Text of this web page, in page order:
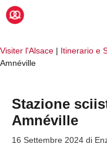
Vai
Visiter l'Alsace | Itinerario e
Amnéville
Stazione
Amnéville
16 Settembre 2024 di